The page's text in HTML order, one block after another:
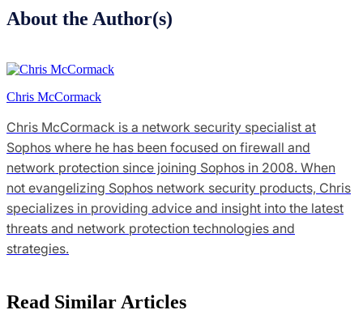
About the Author(s)
Chris McCormack
Chris McCormack is a network security specialist at
Sophos where he has been focused on firewall and
network protection since joining Sophos in 2008. When
not evangelizing Sophos network security products, Chris
specializes in providing advice and insight into the latest
threats and network protection technologies and
strategies.
Read Similar Articles